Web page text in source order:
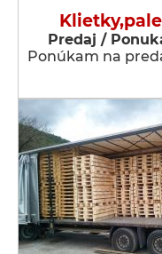
Predaj /
Ponúkam na